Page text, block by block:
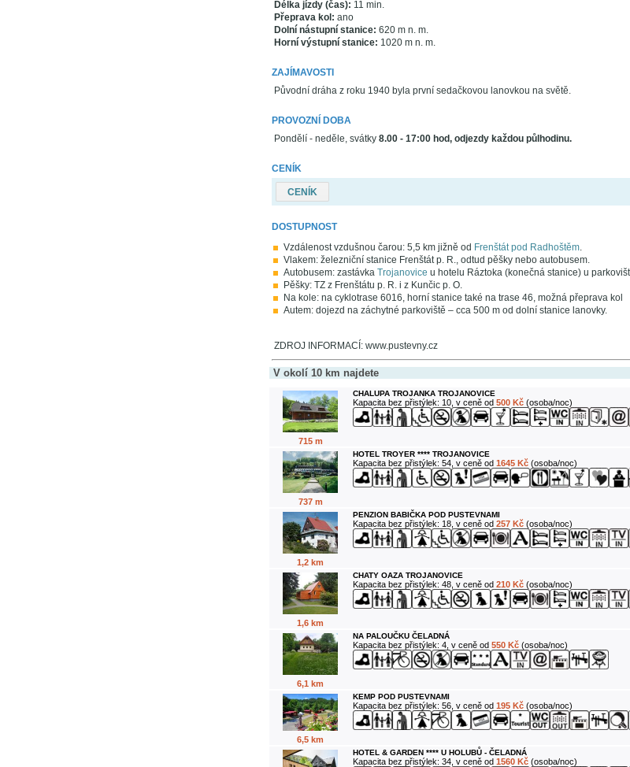
Délka jízdy (čas): 11 min.
Přeprava kol: ano
Dolní nástupní stanice: 620 m n. m.
Horní výstupní stanice: 1020 m n. m.
ZAJÍMAVOSTI
Původní dráha z roku 1940 byla první sedačkovou lanovkou na světě.
PROVOZNÍ DOBA
Pondělí - neděle, svátky 8.00 - 17:00 hod, odjezdy každou půlhodinu.
CENÍK
CENÍK
DOSTUPNOST
Vzdálenost vzdušnou čarou: 5,5 km jižně od Frenštát pod Radhoštěm.
Vlakem: železniční stanice Frenštát p. R., odtud pěšky nebo autobusem.
Autobusem: zastávka Trojanovice u hotelu Ráztoka (konečná stanice) u
Pěšky: TZ z Frenštátu p. R. i z Kunčic p. O.
Na kole: na cyklotrase 6016, horní stanice také na trase 46, možná přeprava kol
Autem: dojezd na záchytné parkoviště – cca 500 m od dolní stanice lanovky.
ZDROJ INFORMACÍ: www.pustevny.cz
V okolí 10 km najdete
715 m
CHALUPA TROJANKA TROJANOVICE
Kapacita bez přistýlek: 10, v ceně od 500 Kč(osoba/noc)
737 m
HOTEL TROYER **** TROJANOVICE
Kapacita bez přistýlek: 54, v ceně od 1645 Kč(osoba/noc)
1,2 km
PENZION BABIČKA POD PUSTEVNAMI
Kapacita bez přistýlek: 18, v ceně od 257 Kč(osoba/noc)
1,6 km
CHATY OAZA TROJANOVICE
Kapacita bez přistýlek: 48, v ceně od 210 Kč(osoba/noc)
6,1 km
NA PALOUČKU ČELADNÁ
Kapacita bez přistýlek: 4, v ceně od 550 Kč(osoba/noc)
6,5 km
KEMP POD PUSTEVNAMI
Kapacita bez přistýlek: 56, v ceně od 195 Kč(osoba/noc)
HOTEL & GARDEN **** U HOLUBŮ - ČELADNÁ
Kapacita bez přistýlek: 34, v ceně od 1560 Kč(osoba/noc)